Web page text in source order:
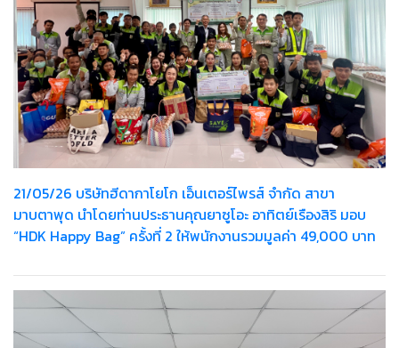
21/05/26 บริษัทฮีดากาโยโก เอ็นเตอร์ไพรส์ จำกัด สาขา
มาบตาพุด นำโดยท่านประธานคุณยาซูโอะ อาทิตย์เรืองสิริ มอบ
“HDK Happy Bag” ครั้งที่ 2 ให้พนักงานรวมมูลค่า 49,000 บาท